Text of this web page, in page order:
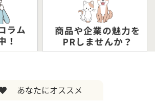
あなたにオススメ